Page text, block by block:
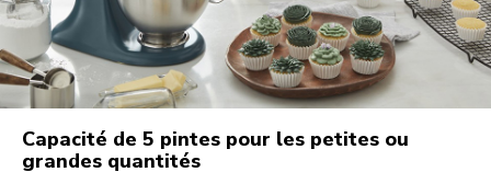
Capacité de 5 pintes pour les petites ou
grandes quantités